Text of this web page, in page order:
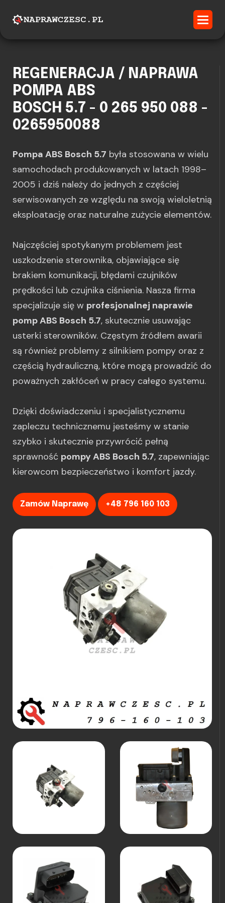
REGENERACJA / NAPRAWA
POMPA ABS
BOSCH 5.7 - 0 265 950 088 -
0265950088
Pompa ABS Bosch 5.7 była stosowana w wielu
samochodach produkowanych w latach 1998–
2005 i dziś należy do jednych z częściej
serwisowanych ze względu na swoją wieloletnią
eksploatację oraz naturalne zużycie elementów.
Najczęściej spotykanym problemem jest
uszkodzenie sterownika, objawiające się
brakiem komunikacji, błędami czujników
prędkości lub czujnika ciśnienia. Nasza firma
specjalizuje się w profesjonalnej naprawie
pomp ABS Bosch 5.7, skutecznie usuwając
usterki sterowników. Częstym źródłem awarii
są również problemy z silnikiem pompy oraz z
częścią hydrauliczną, które mogą prowadzić do
poważnych zakłóceń w pracy całego systemu.
Dzięki doświadczeniu i specjalistycznemu
zapleczu technicznemu jesteśmy w stanie
szybko i skutecznie przywrócić pełną
sprawność pompy ABS Bosch 5.7, zapewniając
kierowcom bezpieczeństwo i komfort jazdy.
Zamów Naprawę +48 796 160 103